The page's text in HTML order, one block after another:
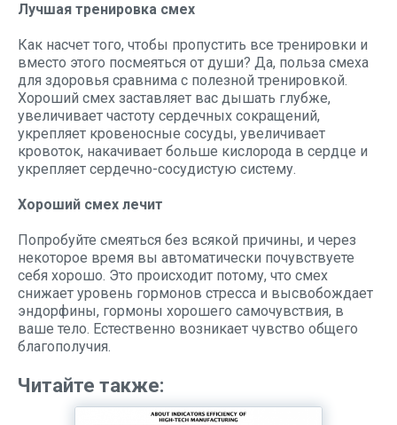
Лучшая тренировка смех
Как насчет того, чтобы пропустить все тренировки и
вместо этого посмеяться от души? Да, польза смеха
для здоровья сравнима с полезной тренировкой.
Хороший смех заставляет вас дышать глубже,
увеличивает частоту сердечных сокращений,
укрепляет кровеносные сосуды, увеличивает
кровоток, накачивает больше кислорода в сердце и
укрепляет сердечно-сосудистую систему.
Хороший смех лечит
Попробуйте смеяться без всякой причины, и через
некоторое время вы автоматически почувствуете
себя хорошо. Это происходит потому, что смех
снижает уровень гормонов стресса и высвобождает
эндорфины, гормоны хорошего самочувствия, в
ваше тело. Естественно возникает чувство общего
благополучия.
Читайте также: